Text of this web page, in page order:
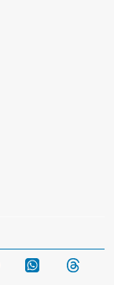
Telegram WhatsApp